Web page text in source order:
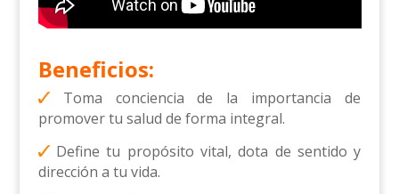
Beneficios:
Toma conciencia de la importancia de
promover tu salud de forma integral.
Define tu propósito vital, dota de sentido y
dirección a tu vida.